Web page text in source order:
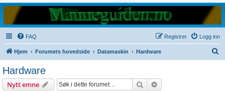
FAQ Logg inn
Registrer
Hjem Forumets hovedside Datamaskin Hardware
Hardware
Nytt emne Søk